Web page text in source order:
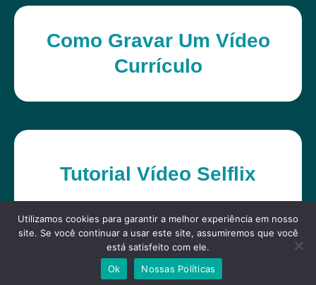
Como Gravar Um Vídeo
Currículo
Tutorial Vídeo Selflix
Utilizamos cookies para garantir a melhor experiência em nosso
site. Se você continuar a usar este site, assumiremos que você
está satisfeito com ele.
Ok
Nossas Políticas